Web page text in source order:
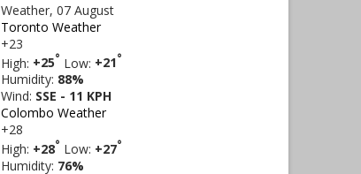
Weather, 07 August
Toronto Weather
+23
High: +25° Low: +21°
Humidity: 88%
Wind: SSE - 11 KPH
Colombo Weather
+28
High: +28° Low: +27°
Humidity: 76%